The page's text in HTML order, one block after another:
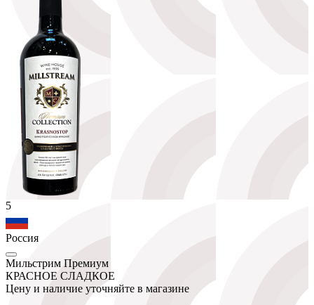
5
Россия
Мильстрим Премиум
КРАСНОЕ СЛАДКОЕ
Цену и наличие уточняйте в магазине